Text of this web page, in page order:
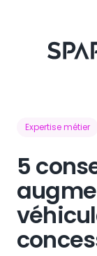
Expertise métier
5